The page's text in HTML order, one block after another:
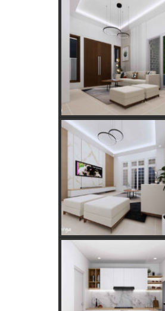
Cara Cepat dan Mudah cek
via WhatsApp: Panduan Lengkap
Menentukan Hari dan Bulan Baik
Rumah Menurut Hitungan Jawa
Rahasia Memilih Hari Baik untuk
Menurut Hitungan Jawa
Keajaiban Lukisan Panen Padi
Mimpi Tikus Masuk Rumah: Apa
Fungsi dan Ukuran MCB dalam
Apakah Feng Shui Buruk Jika